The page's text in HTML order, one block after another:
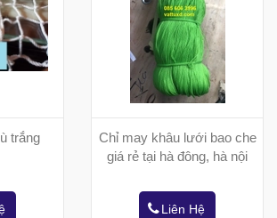
trắng
Chỉ may khâu lưới bao che
giá rẻ tại hà đông, hà nội
Liên Hệ